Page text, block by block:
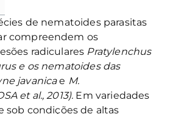
de nematoides parasitas
compreendem os
radiculares Pratylenchus
e os nematoides das
javanicae M.
et al., 2013). Em variedades
sob condições de altas